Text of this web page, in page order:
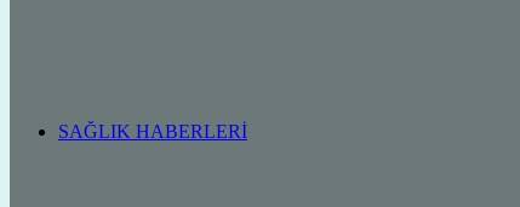
SAĞLIK HABERLERI